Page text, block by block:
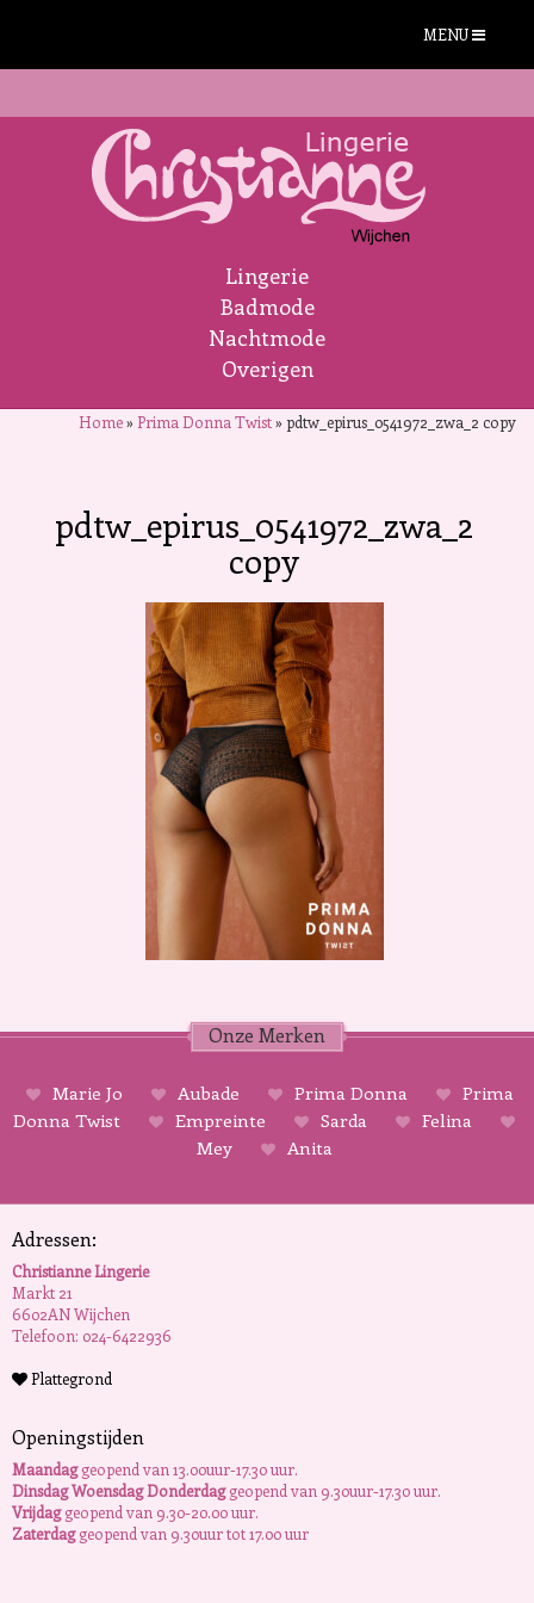
MENU
Lingerie
Badmode
Nachtmode
Overigen
Home»Prima Donna Twist» pdtw_epirus_0541972_zwa_2 copy
pdtw_epirus_0541972_zwa_2
copy
Onze Merken
Marie Jo Aubade Prima Donna
Prima
Donna Twist
Empreinte Sarda
Felina
Mey
Anita
Adressen:
Christianne Lingerie
Markt 21
6602AN Wijchen
Telefoon: 024-6422936
Plattegrond
Openingstijden
Maandaggeopend van 13.00uur-17.30 uur.
Dinsdag Woensdag Donderdaggeopend van 9.30uur-17.30 uur.
Vrijdaggeopend van 9.30-20.00 uur.
Zaterdaggeopend van 9.30uur tot 17.00 uur